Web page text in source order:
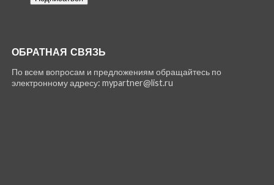
ОБРАТНАЯ СВЯЗЬ
По всем вопросам и предложениям обращайтесь по
электронному адресу: mypartner@list.ru